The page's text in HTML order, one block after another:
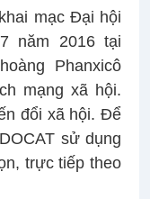
mạc Đại hội
năm 2016 tại
Phanxicô
mạng xã hội.
đổi xã hội. Để
sử dụng
trực tiếp theo